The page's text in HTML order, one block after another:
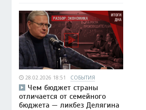
28.02.2026 18:51 СОБЫТИЯ
Чем бюджет страны
отличается от семейного
бюджета — ликбез Делягина